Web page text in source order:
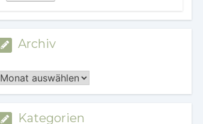
Archiv
Archiv
Kategorien